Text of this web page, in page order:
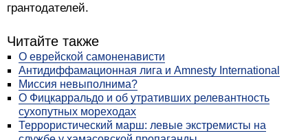
грантодателей.
Читайте также
О еврейской самоненависти
Антидиффамационная лига и Amnesty International
Миссия невыполнима?
О Фицкарральдо и об утративших релевантность
сухопутных мореходах
Террористический марш: левые экстремисты на